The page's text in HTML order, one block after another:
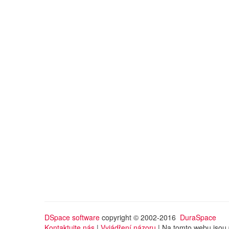
DSpace software copyright © 2002-2016 DuraSpace